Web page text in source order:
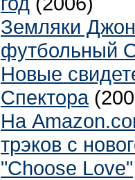
Земляки
футбольный
Новые
Спектора
На
трэков с
"Choose Love"